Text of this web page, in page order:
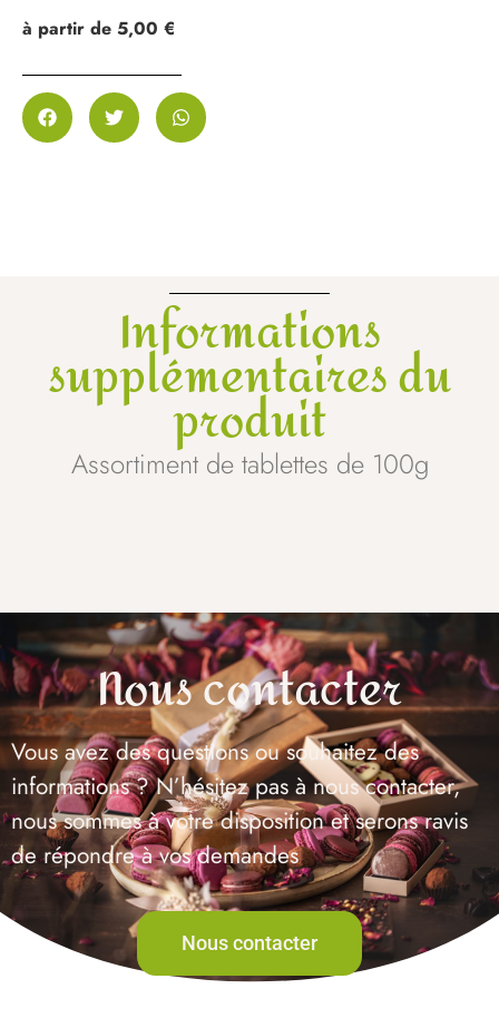
à partir de 5,00 €
Informations
supplémentaires du
produit
Assortiment de tablettes de 100g
Nous contacter
Vous avez des questions ou souhaitez des
informations ? N’hésitez pas à nous contacter,
nous sommes à votre disposition et serons ravis
de répondre à vos demandes
Nous contacter